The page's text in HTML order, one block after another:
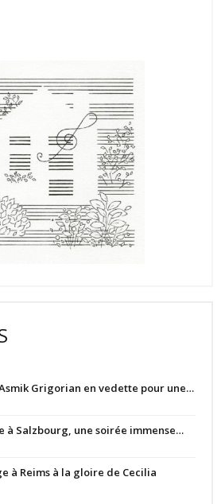
Grigorian en vedette pour une…
à Salzbourg, une soirée immense…
à Reims à la gloire de Cecilia